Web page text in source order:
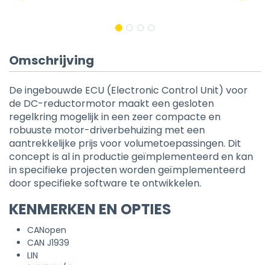
Omschrijving
De ingebouwde ECU (Electronic Control Unit) voor
de DC-reductormotor maakt een gesloten
regelkring mogelijk in een zeer compacte en
robuuste motor-driverbehuizing met een
aantrekkelijke prijs voor volumetoepassingen. Dit
concept is al in productie geïmplementeerd en kan
in specifieke projecten worden geïmplementeerd
door specifieke software te ontwikkelen.
KENMERKEN EN OPTIES
CANopen
CAN J1939
LIN